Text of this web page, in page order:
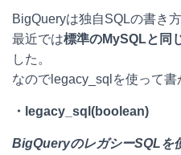
BigQueryは独自SQLの書き
最近では標準のMySQLと同
した。
なのでlegacy_sqlを使って書
・legacy_sql(boolean)
BigQueryのレガシーSQLを